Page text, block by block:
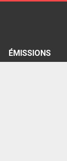
ÉMISSIONS